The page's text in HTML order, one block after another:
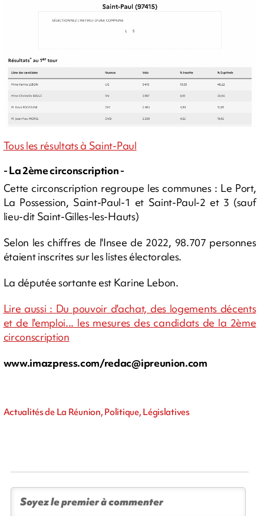
Tous les résultats à Saint-Paul
- La 2ème circonscription -
Cette circonscription regroupe les communes : Le Port,
La Possession, Saint-Paul-1 et Saint-Paul-2 et 3 (sauf
lieu-dit Saint-Gilles-les-Hauts)
Selon les chiffres de l'Insee de 2022, 98.707 personnes
étaient inscrites sur les listes électorales.
La députée sortante est Karine Lebon.
Lire aussi : Du pouvoir d'achat, des logements décents
et de l'emploi... les mesures des candidats de la 2ème
circonscription
www.imazpress.com/redac@ipreunion.com
Actualités de La Réunion, Politique, Législatives